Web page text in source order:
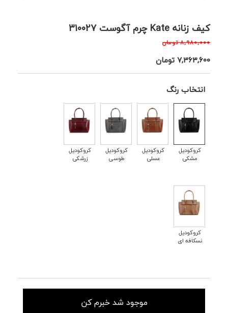
کیف زنانه Kate چرم آگوست 310027
۸,۹۸۰,۰۰۰ تومان
۷,۳۶۳,۶۰۰تومان
انتخاب رنگ
کروکودیل
مشکی
کروکودیل
عسلی
کروکودیل
طوسی
کروکودیل
زرشکی
کروکودیل
نسکافه ای
موجود شد خبرم کن